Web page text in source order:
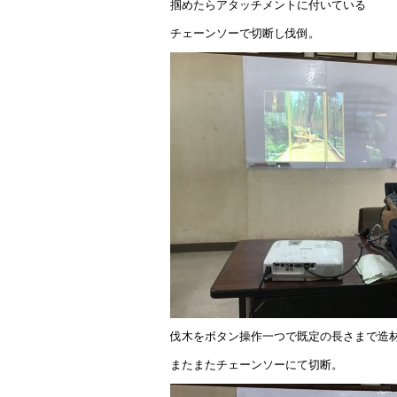
掴めたらアタッチメントに付いている
チェーンソーで切断し伐倒。
伐木をボタン操作一つで既定の長さまで造
またまたチェーンソーにて切断。